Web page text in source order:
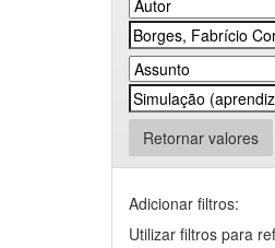
Retornar valores
Adicionar filtros:
Utilizar filtros para